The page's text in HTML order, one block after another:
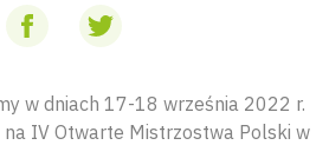
w dniach 17-18 września 2022 r.
na IV Otwarte Mistrzostwa Polski w